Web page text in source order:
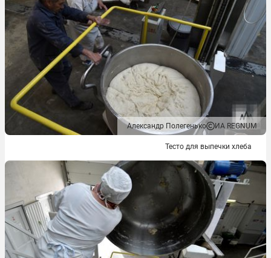
Александр Полегенько ИА REGNUM
Тесто для выпечки хлеба